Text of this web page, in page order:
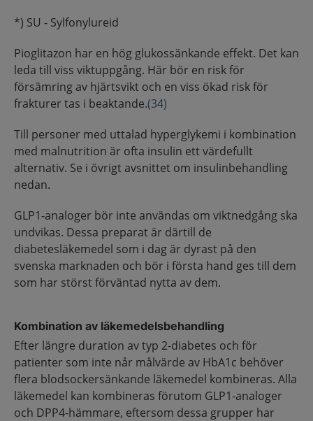
*) SU - Sylfonylureid
Pioglitazon har en hög glukossänkande effekt. Det kan
leda till viss viktuppgång. Här bör en risk för
försämring av hjärtsvikt och en viss ökad risk för
frakturer tas i beaktande.(34)
Till personer med uttalad hyperglykemi i kombination
med malnutrition är ofta insulin ett värdefullt
alternativ. Se i övrigt avsnittet om insulinbehandling
nedan.
GLP1-analoger bör inte användas om viktnedgång ska
undvikas. Dessa preparat är därtill de
diabetesläkemedel som i dag är dyrast på den
svenska marknaden och bör i första hand ges till dem
som har störst förväntad nytta av dem.
Kombination av läkemedelsbehandling
Efter längre duration av typ 2-diabetes och för
patienter som inte når målvärde av HbA1c behöver
flera blodsockersänkande läkemedel kombineras. Alla
läkemedel kan kombineras förutom GLP1-analoger
och DPP4-hämmare, eftersom dessa grupper har